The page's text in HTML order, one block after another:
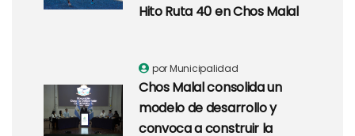
Hito Ruta 40 en Chos Malal
por Municipalidad
Chos Malal consolida un
modelo de desarrollo y
convoca a construir la